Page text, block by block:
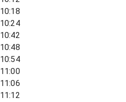
10:18
10:24
10:42
10:48
10:54
11:00
11:06
11:12